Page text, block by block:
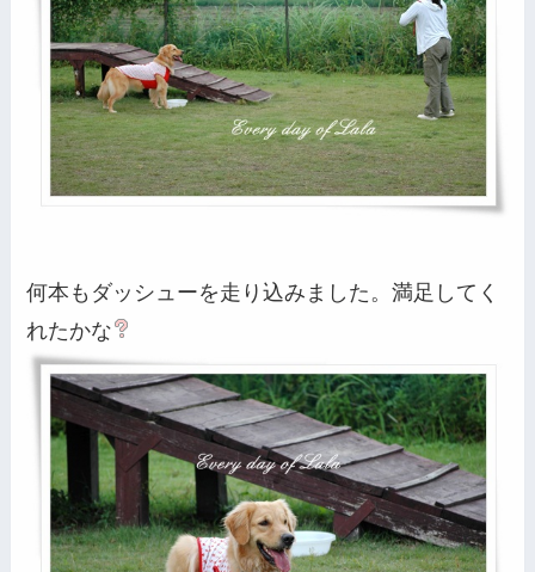
何本もダッシューを走り込みました。満足してく
れたかな